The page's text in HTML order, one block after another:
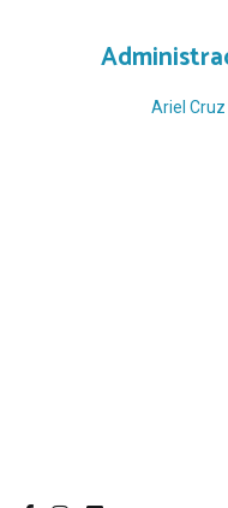
Ariel